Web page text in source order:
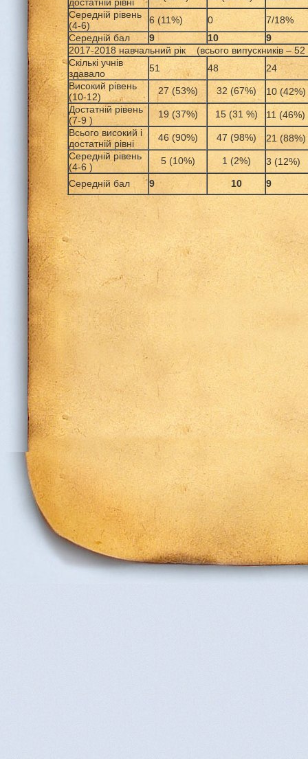
Середній рівень
(4-6)
6 (11%) 0
7/18%
Середній бал
9 10
9
2017-2018 навчальний рік (всього випускників –
Скількі учнів
здавало
51 48
24
Високий рівень
(10-12)
27 (53%) 32 (67%)
10 (42%)
Достатній рівень
(7-9 )
19 (37%) 15 (31 %)
11 (46%)
Всього високий і
достатній рівні
46 (90%) 47 (98%)
21 (88%)
Середній рівень
(4-6 )
5 (10%) 1 (2%)
3 (12%)
Середній бал
9 10 9